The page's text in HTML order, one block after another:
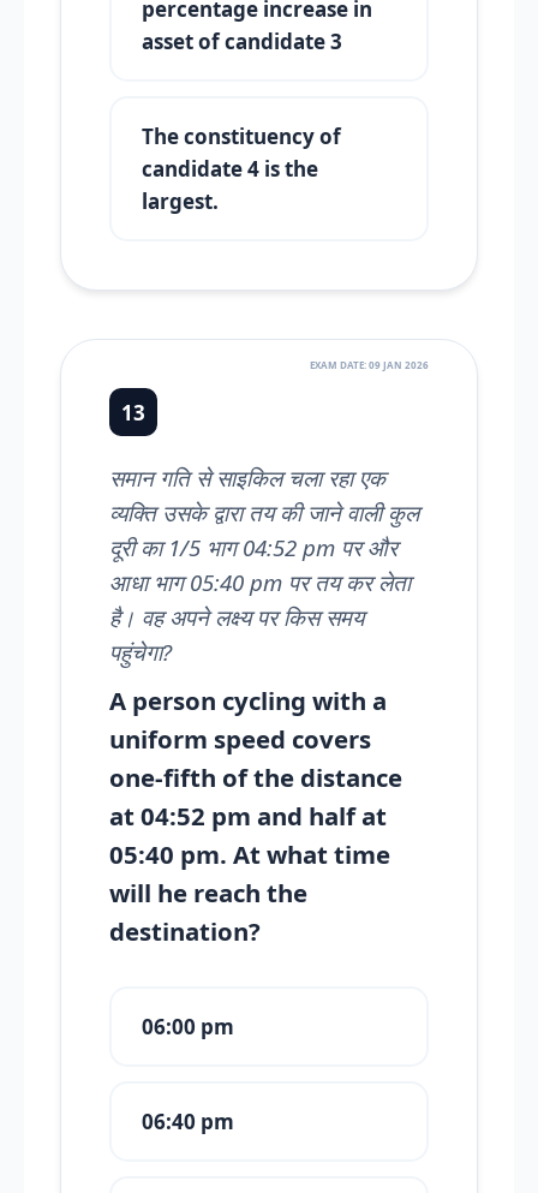
percentage increase in
asset of candidate 3
The constituency of
candidate 4 is the
largest.
EXAM DATE: 09 JAN 2026
13
समान गति से साइकिल चला रहा एक
व्यक्ति उसके द्वारा तय की जाने वाली कुल
दूरी का 1/5 भाग 04:52 pm पर और
आधा भाग 05:40 pm पर तय कर लेता
है। वह अपने लक्ष्य पर किस समय
पहुंचेगा?
A person cycling with a
uniform speed covers
one-fifth of the distance
at 04:52 pm and half at
05:40 pm. At what time
will he reach the
destination?
06:00 pm
06:40 pm